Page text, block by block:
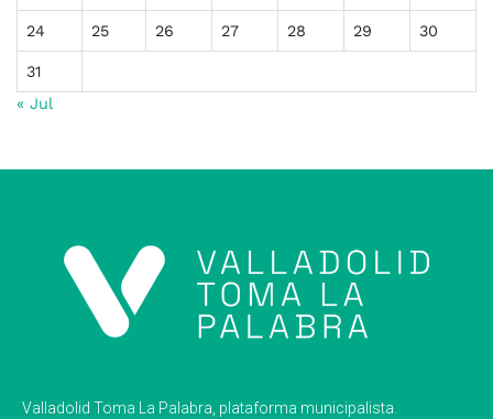
24 25 26 27 28 29 30
31
« Jul
Valladolid Toma La Palabra, plataforma municipalista.